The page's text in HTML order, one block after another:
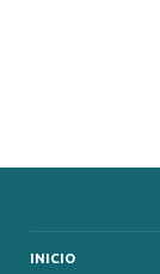
INICIO